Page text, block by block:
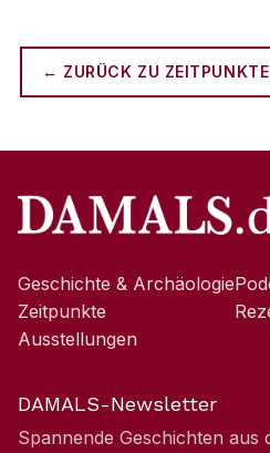
← ZURÜCK ZU ZEITPUNKTE
Geschichte & Archäologie
Zeitpunkte
Ausstellungen
DAMALS-Newsletter
Spannende Geschichten aus